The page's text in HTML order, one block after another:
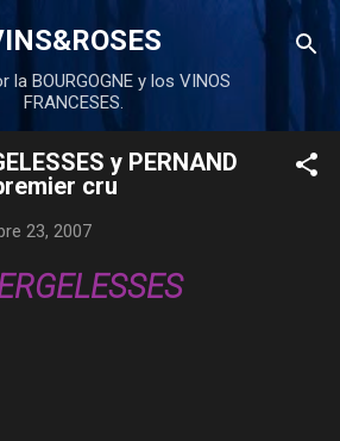
contenido principal
la BOURGOGNE y los VINOS
FRANCESES.
y PERNAND
cru
23, 2007